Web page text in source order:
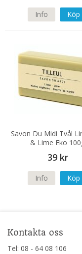
Info Köp
Savon Du Midi Tvål
& Lime Eko
39 kr
Info Köp
Kontakta oss
Tel: 08 - 64 08 106